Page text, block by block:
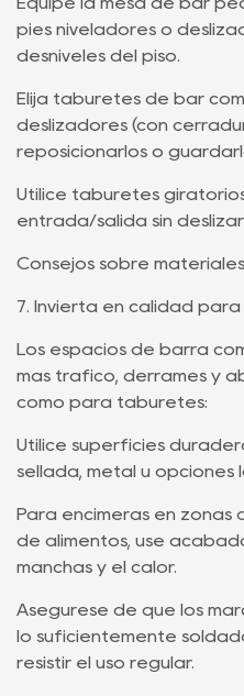
pies niveladores o
desniveles del piso.
Elija taburetes de bar
deslizadores (con
reposicionarlos o
Utilice taburetes
entrada/salida sin
Consejos sobre
7. Invierta en calidad
Los espacios de barra
más tráfico, derrames y
como para taburetes:
Utilice superficies
sellada, metal u opciones
Para encimeras en
de alimentos, use
manchas y el calor.
Asegúrese de que los
lo suficientemente
resistir el uso regular.